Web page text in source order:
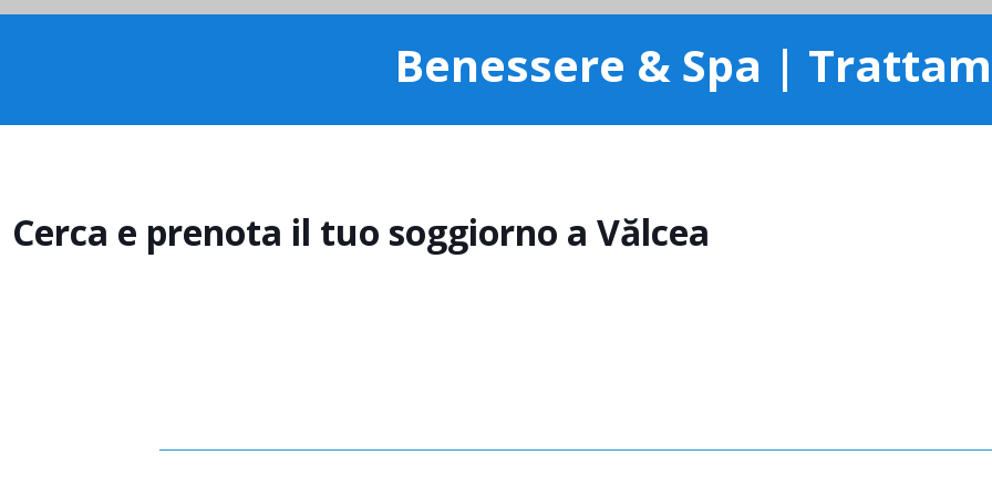
Benessere & Spa |
Cerca e prenota il tuo soggiorno a Vălcea